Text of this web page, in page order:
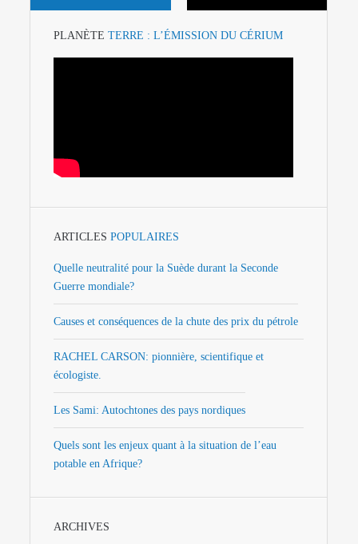
PLANÈTE TERRE : L’ÉMISSION DU CÉRIUM
ARTICLES POPULAIRES
Quelle neutralité pour la Suède durant la Seconde
Guerre mondiale?
Causes et conséquences de la chute des prix du pétrole
RACHEL CARSON: pionnière, scientifique et
écologiste.
Les Sami: Autochtones des pays nordiques
Quels sont les enjeux quant à la situation de l’eau
potable en Afrique?
ARCHIVES